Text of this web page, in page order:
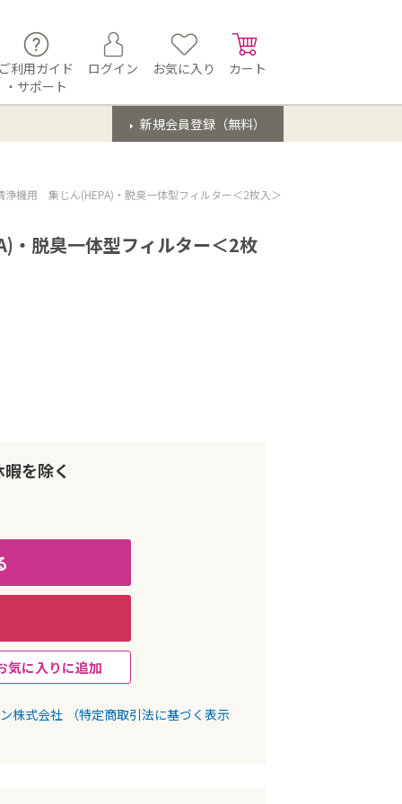
ご利用ガイド
・サポート
ログイン お気に入り カート
新規会員登録（無料）
浄機用 集じん(HEPA)・脱臭一体型フィルター＜2枚入＞
脱臭一体型フィルター＜2枚
を除く
気に入りに追加
株式会社
（特定商取引法に基づく表示